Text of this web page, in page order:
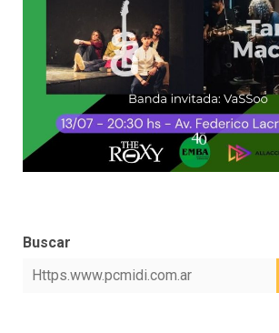
Buscar